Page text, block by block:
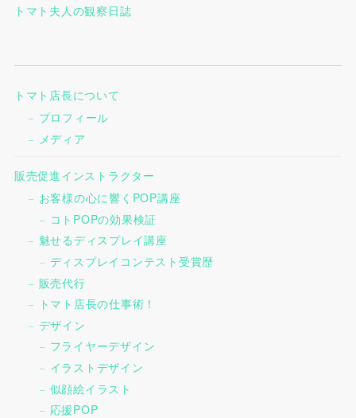
トマト夫人の観察日誌
トマト店長について
プロフィール
メディア
販売促進インストラクター
お客様の心に響くPOP講座
コトPOPの効果検証
魅せるディスプレイ講座
ディスプレイコンテスト受賞歴
販売代行
トマト店長の仕事術！
デザイン
フライヤーデザイン
イラストデザイン
似顔絵イラスト
応援POP